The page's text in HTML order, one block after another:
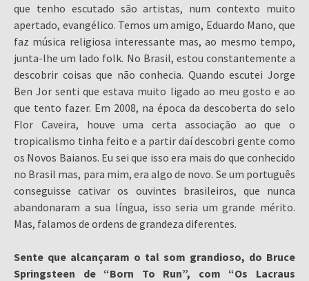
que tenho escutado são artistas, num contexto muito
apertado, evangélico. Temos um amigo, Eduardo Mano, que
faz música religiosa interessante mas, ao mesmo tempo,
junta-lhe um lado folk. No Brasil, estou constantemente a
descobrir coisas que não conhecia. Quando escutei Jorge
Ben Jor senti que estava muito ligado ao meu gosto e ao
que tento fazer. Em 2008, na época da descoberta do selo
Flor Caveira, houve uma certa associação ao que o
tropicalismo tinha feito e a partir daí descobri gente como
os Novos Baianos. Eu sei que isso era mais do que conhecido
no Brasil mas, para mim, era algo de novo. Se um português
conseguisse cativar os ouvintes brasileiros, que nunca
abandonaram a sua língua, isso seria um grande mérito.
Mas, falamos de ordens de grandeza diferentes.
Sente que alcançaram o tal som grandioso, do Bruce
Springsteen de “Born To Run”, com “Os Lacraus